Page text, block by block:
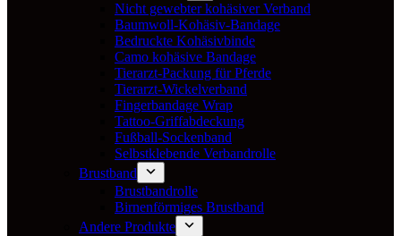
Nicht gewebter kohäsiver Verband
Baumwoll-Kohäsiv-Bandage
Bedruckte Kohäsivbinde
Camo kohäsive Bandage
Tierarzt-Packung für Pferde
Tierarzt-Wickelverband
Fingerbandage Wrap
Tattoo-Griffabdeckung
Fußball-Sockenband
Selbstklebende Verbandrolle
Brustband
Brustbandrolle
Birnenförmiges Brustband
Andere Produkte